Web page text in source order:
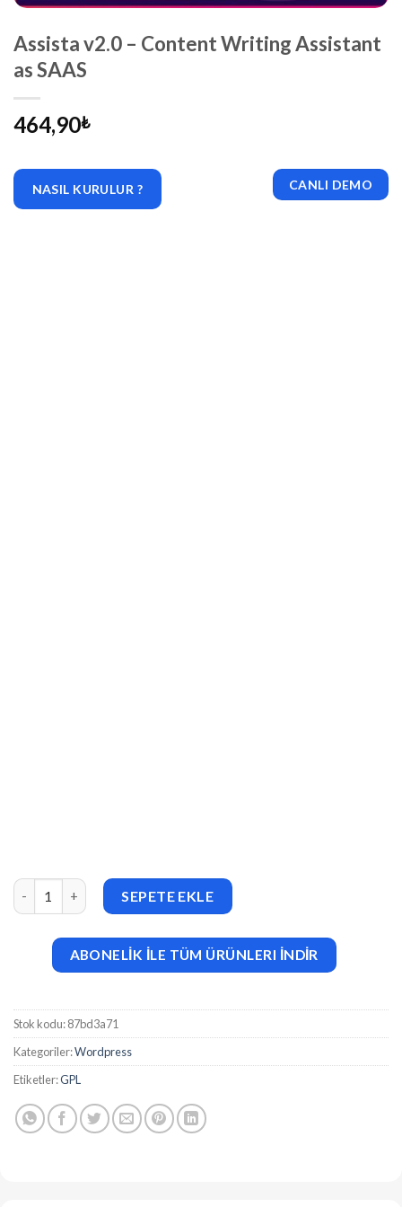
Assista v2.0 – Content Writing Assistant
as SAAS
464,90₺
NASIL KURULUR ? CANLI DEMO
Assista v2.0 – Content Writing Assistant as SAAS adet
SEPETE EKLE
ABONELİK İLE TÜM ÜRÜNLERI İNDİR
Stok kodu:87bd3a71
Kategoriler:Wordpress
Etiketler:GPL